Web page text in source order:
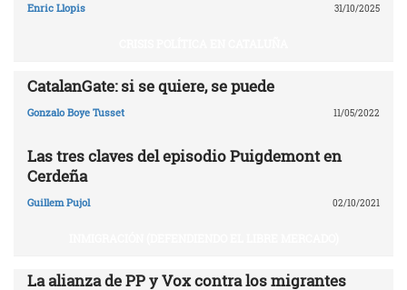
Enric Llopis 31/10/2025
CatalanGate: si se quiere, se puede
Gonzalo Boye Tusset 11/05/2022
Las tres claves del episodio Puigdemont en
Cerdeña
Guillem Pujol 02/10/2021
La alianza de PP y Vox contra los migrantes